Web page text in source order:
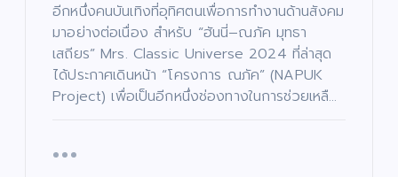
อีกหนึ่งคนบันเทิงที่อุทิศตนเพื่อการทำงานด้านสังคม
มาอย่างต่อเนื่อง สำหรับ “ฮันนี่–ณภัค มุทธา
เสถียร” Mrs. Classic Universe 2024 ที่ล่าสุด
ได้ประกาศเดินหน้า “โครงการ ณภัค” (NAPUK
Project) เพื่อเป็นอีกหนึ่งช่องทางในการช่วยเหลื…